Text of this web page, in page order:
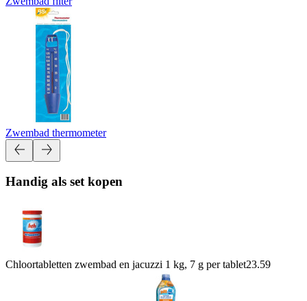
Zwembad thermometer
Handig als set kopen
Chloortabletten zwembad en jacuzzi 1 kg, 7 g per tablet23.59